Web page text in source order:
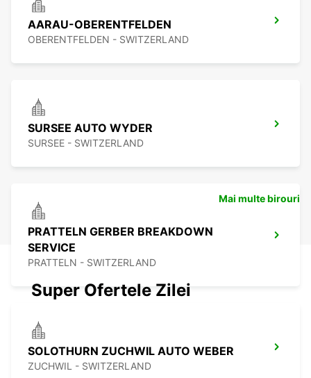
AARAU-OBERENTFELDEN
OBERENTFELDEN - SWITZERLAND
SURSEE AUTO WYDER
SURSEE - SWITZERLAND
PRATTELN GERBER BREAKDOWN
SERVICE
PRATTELN - SWITZERLAND
SOLOTHURN ZUCHWIL AUTO WEBER
ZUCHWIL - SWITZERLAND
Mai multe birouri
Super Ofertele Zilei